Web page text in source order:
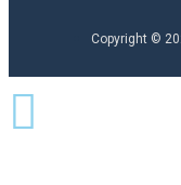
Copyright ©